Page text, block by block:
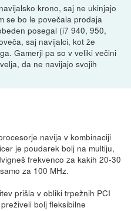
krono, saj ne ukinjajo
se bo le povečala prodaja
posegal (i7 940, 950,
saj navijalci, kot že
Gamerji pa so v veliki večini
da ne navijajo svojih
navija v kombinaciji
je poudarek bolj na multiju,
frekvenco za kakih 20-30
za 100 MHz.
prišla v obliki trpežnih PCI
bolj fleksibilne